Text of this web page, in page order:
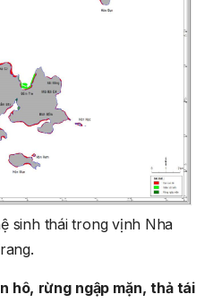
sinh thái trong vịnh Nha
hô, rừng ngập mặn, thả tái